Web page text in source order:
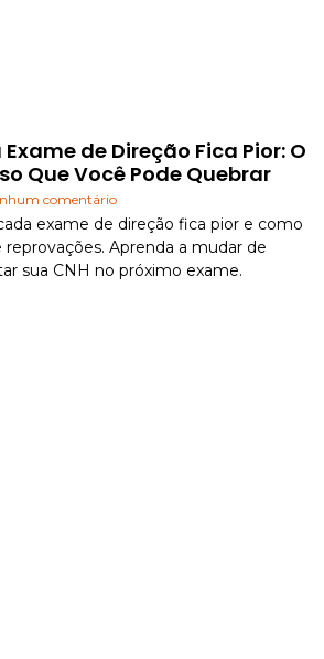
de Direção Fica Pior: O
Que Você Pode Quebrar
comentário
exame de direção fica pior e como
reprovações. Aprenda a mudar de
sua CNH no próximo exame.